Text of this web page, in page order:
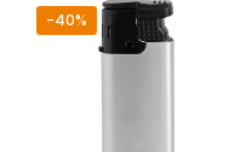
-40%